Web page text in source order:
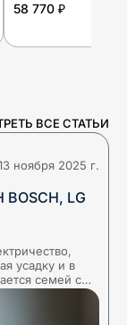
58 770 ₽
ВСЕ СТАТЬИ
ноября 2025 г.
LG
усадку и в
семей с